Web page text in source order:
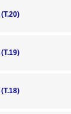
(Т.20)
(Т.19)
(Т.18)